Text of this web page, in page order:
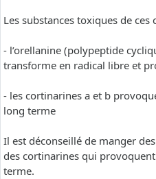
Les substances toxiques de
- l’orellanine (polypeptide
transforme en radical libre et
- les cortinarines a et b
long terme
Il est déconseillé de manger
des cortinarines qui
terme.